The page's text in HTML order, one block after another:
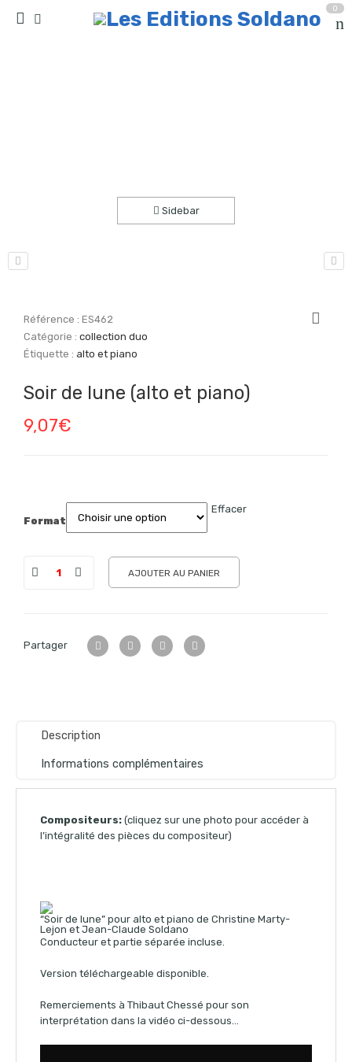
0
Sidebar
Référence :ES462
Catégorie :collection duo
Étiquette : alto et piano
Soir de lune (alto et piano)
9,07€
Format
Effacer
AJOUTER AU PANIER
Partager
Description
Informations complémentaires
Compositeurs: (cliquez sur une photo pour accéder à
l’intégralité des pièces du compositeur)
“Soir de lune” pour alto et piano de Christine Marty-
Lejon et Jean-Claude Soldano
Conducteur et partie séparée incluse.
Version téléchargeable disponible.
Remerciements à Thibaut Chessé pour son
interprétation dans la vidéo ci-dessous…